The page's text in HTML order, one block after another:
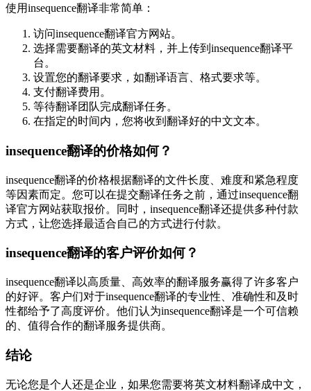
使用insequence翻译非常简单：
访问insequence翻译官方网站。
选择需要翻译的英文材料，并上传到insequence翻译平
台。
设置您的翻译要求，如翻译语言、格式要求等。
支付翻译费用。
等待翻译团队完成翻译任务。
在指定的时间内，您将收到翻译好的中文文本。
insequence翻译的价格如何？
insequence翻译的价格根据翻译的文件长度、难度和紧急程度
等因素而定。您可以在提交翻译任务之前，通过insequence翻
译官方网站获取报价。同时，insequence翻译还提供多种付款
方式，让您选择最适合自己的方式进行付款。
insequence翻译的客户评价如何？
insequence翻译以高质量、高效率的翻译服务赢得了许多客户
的好评。客户们对于insequence翻译的专业性、准确性和及时
性都给予了高度评价。他们认为insequence翻译是一个可信赖
的、值得合作的翻译服务提供商。
结论
无论您是个人还是企业，如果您需要将英文材料翻译成中文，